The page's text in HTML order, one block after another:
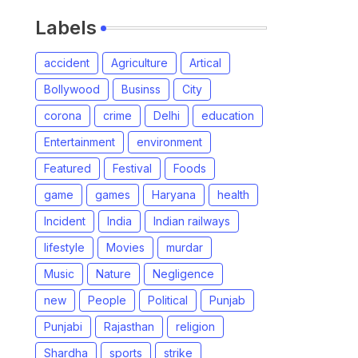
Labels
accident Agriculture
Artical
Bollywood
Businss
City
corona
crime Delhi
education
Entertainment
environment
Featured
Festival
Foods
game
games Haryana
health
Incident
India
Indian railways
lifestyle
Movies
murdar
Music
Nature
Negligence
new
People Political
Punjab
Punjabi
Rajasthan
religion
Shardha
sports strike